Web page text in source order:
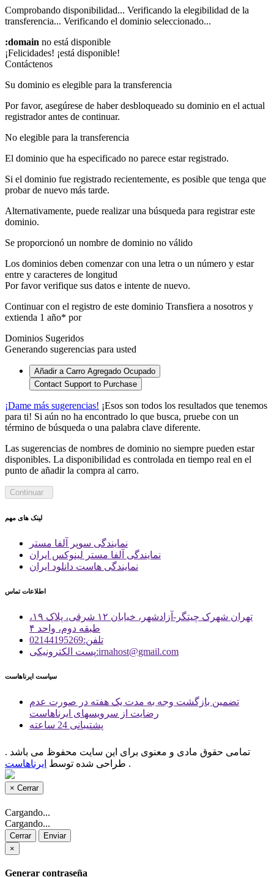
Comprobando disponibilidad... Verificando la elegibilidad de la
transferencia... Verificando el dominio seleccionado...
:domain no está disponible
¡Felicidades! ¡está disponible!
Contáctenos
Su dominio es elegible para la transferencia
Por favor, asegúrese de haber desbloqueado su dominio en el actual
registrador antes de continuar.
No elegible para la transferencia
El dominio que ha especificado no parece estar registrado.
Si el dominio fue registrado recientemente, es posible que tenga que
probar de nuevo más tarde.
Alternativamente, puede realizar una búsqueda para registrar este
dominio.
Se proporcionó un nombre de dominio no válido
Los dominios deben comenzar con una letra o un número y estar
entre y caracteres de longitud
Por favor verifique sus datos e intente de nuevo.
Continuar con el registro de este dominio Transfiera a nosotros y
extienda 1 año* por
Dominios Sugeridos
Generando sugerencias para usted
Añadir a Carro Agregado Ocupado
Contact Support to Purchase
¡Dame más sugerencias! ¡Esos son todos los resultados que tenemos
para ti! Si aún no ha encontrado lo que busca, pruebe con un
término de búsqueda o una palabra clave diferente.
Las sugerencias de nombres de dominio no siempre pueden estar
disponibles. La disponibilidad es controlada en tiempo real en el
punto de añadir la compra al carro.
لینک های مهم
نمایندگی سوپر آلفا مستر
نمایندگی آلفا مستر لینوکس ایران
نمایندگی هاست دانلود ایران
اطلاعات تماس
تهران شهرک چیتگر-آزادشهر، خیابان ۱۲ شرقی، پلاک ۱۹،
طبقه دوم، واحد ۴
تلفن:02144195269
پست الكترونیكی:irnahost@gmail.com
سیاست ایرناهاست
تضمین بازگشت وجه به مدت یک هفته در صورت عدم
رضایت از سرویسهای ایرناهاست
پشتیبانی 24 ساعته
تمامی حقوق مادی و معنوی برای این سایت محفوظ می باشد .
طراحی شده توسط ایرناهاست .
× Cerrar
Cargando...
Cargando...
Cerrar
Enviar
×
Generar contraseña